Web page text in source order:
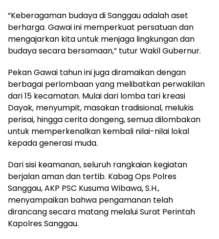
“Keberagaman budaya di Sanggau adalah aset
berharga. Gawai ini memperkuat persatuan dan
mengajarkan kita untuk menjaga lingkungan dan
budaya secara bersamaan,” tutur Wakil Gubernur.
Pekan Gawai tahun ini juga diramaikan dengan
berbagai perlombaan yang melibatkan perwakilan
dari 15 kecamatan. Mulai dari lomba tari kreasi
Dayak, menyumpit, masakan tradisional, melukis
perisai, hingga cerita dongeng, semua dilombakan
untuk memperkenalkan kembali nilai-nilai lokal
kepada generasi muda.
Dari sisi keamanan, seluruh rangkaian kegiatan
berjalan aman dan tertib. Kabag Ops Polres
Sanggau, AKP PSC Kusuma Wibawa, S.H.,
menyampaikan bahwa pengamanan telah
dirancang secara matang melalui Surat Perintah
Kapolres Sanggau.